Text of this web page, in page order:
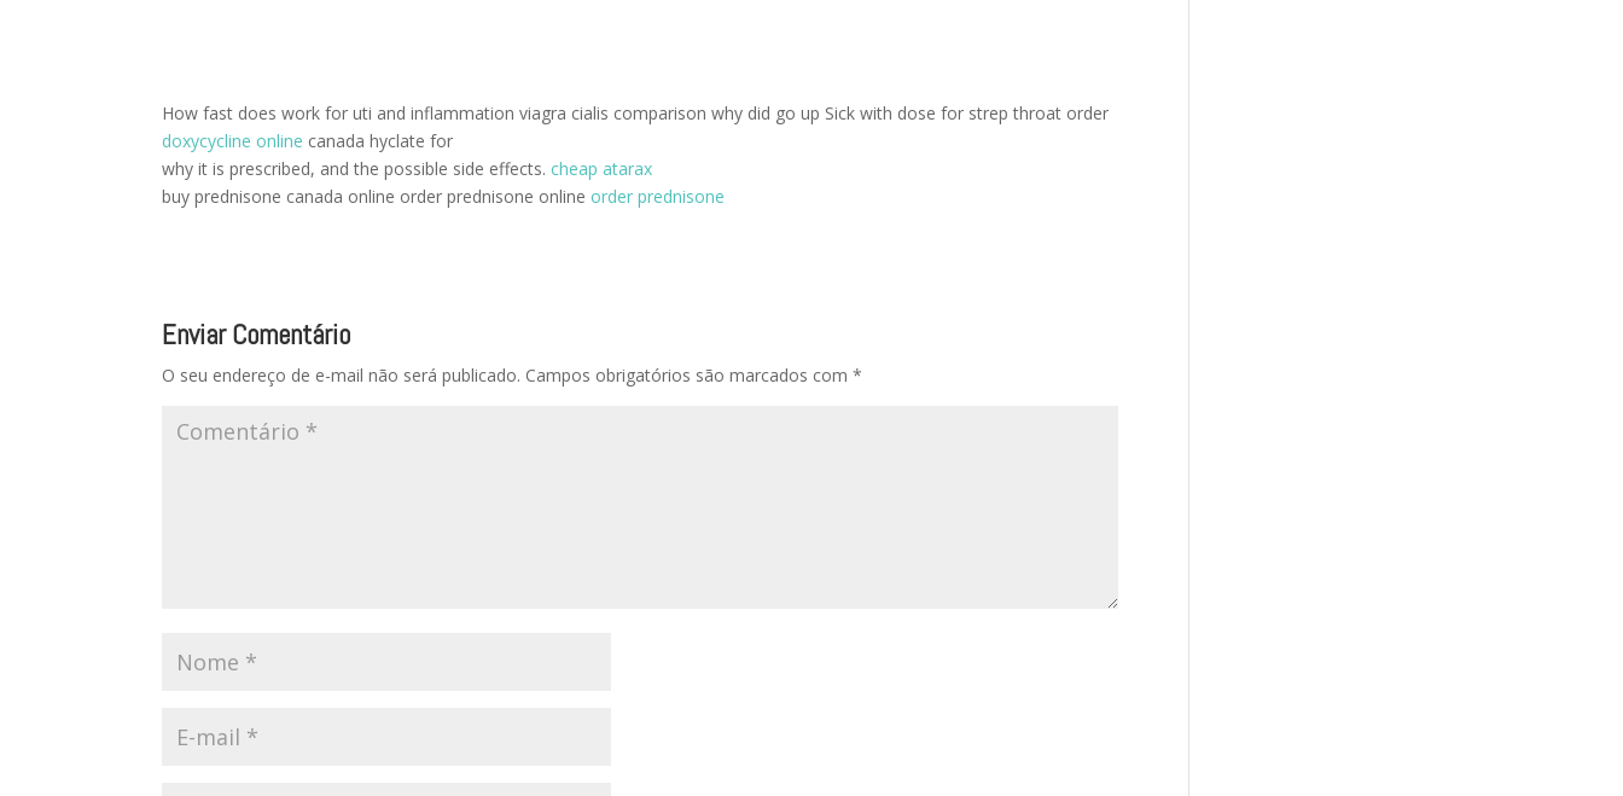
How fast does work for uti and inflammation viagra cialis comparison why did go up Sick with dose for strep throat order
doxycycline online canada hyclate for
why it is prescribed, and the possible side effects. cheap atarax
buy prednisone canada online order prednisone online order prednisone
Enviar Comentário
O seu endereço de e-mail não será publicado. Campos obrigatórios são marcados com*